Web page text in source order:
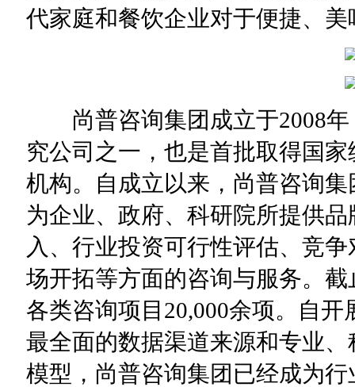
代家庭和餐饮企业对于便捷、
尚普咨询集团成立于2008年
究公司之一，也是首批取得国
机构。自成立以来，尚普咨询
为企业、政府、科研院所提供
入、行业投资可行性评估、竞
场开拓等方面的咨询与服务。
各类咨询项目20,000余项。自
最全面的数据渠道来源和专业
模型，尚普咨询集团已经成为